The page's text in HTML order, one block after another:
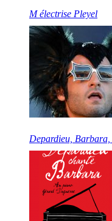
M électrise Pleyel
Depardieu,